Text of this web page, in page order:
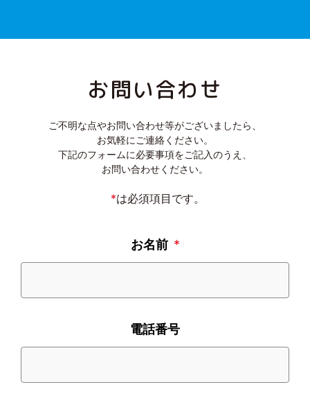
お問い合わせ
ご不明な点やお問い合わせ等がございましたら、
お気軽にご連絡ください。
下記のフォームに必要事項をご記入のうえ、
お問い合わせください。
*は必須項目です。
お名前 *
電話番号